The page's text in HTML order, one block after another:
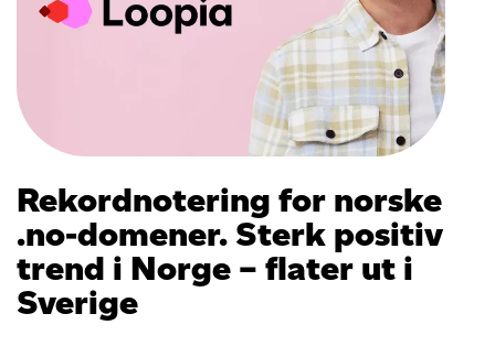
Rekordnotering for norske
.no-domener. Sterk positiv
trend i Norge – flater ut i
Sverige